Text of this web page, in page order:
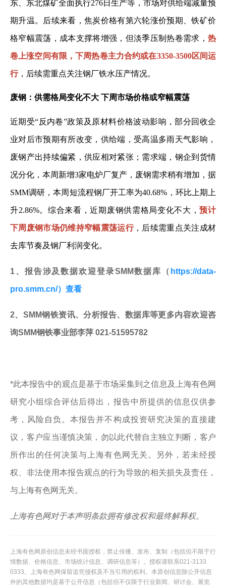
东、东北煤矿全面执行276日生产等，市场对供给端减量预
期升温。后续来看，焦炭价格有第六轮涨价预期、铁矿价
格窄幅震荡，成本支撑将增强，但淡季压制热卷需求， 热
卷上涨空间有限，下周热卷主力合约或在3350-3500区间运
行，后续需重点关注钢厂铁水压产情况。
废钢：供需格局变化不大 下周市场价格或窄幅震荡
近期受“反内卷”政策及原材料价格波动影响，部分回收企
业对后市预期有所改变，供给端，受高温多雨天气影响，
废钢产出持续偏紧，供应相对紧张；需求端，钢企到货情
况分化，本周新增3家电炉厂复产，废钢需求稍有增加，据
SMM调研，本周短流程钢厂开工率为40.68%，环比上期上
升2.86%。综合来看，近期废钢供需格局变化不大，预计
下周废钢市场仍维持窄幅震荡运行，后续需重点关注成材
去库节奏及钢厂利润变化。
1、报告涉及数据欢迎登录SMM数据库（ https://data-
pro.smm.cn/）查看
2、SMM钢铁资讯、分析报告、数据库等更多内容欢迎咨
询SMM钢铁事业部李萍 021-51595782
*此本报告中的观点是基于市场采集到之信息及上海有色网
研究小组综合评估后得出，报告中所提供的信息仅供参
考，风险自负。本报告并不构成投资研究决策的直接建
议，客户应当谨慎决策，勿以此代替自主独立判断，客户
所作出的任何决策与上海有色网无关。另外，若未经授
权、非法使用本报告观点的行为导致的相关损失及责任，
与上海有色网无关。
上海有色网对于本声明条款拥有修改权和最终解释权。
上海有色网原创信息未经书面授权，禁止传播、发布、复制（包括但不限于行
情数据、价格信息、市场统计信息、调研信息等）。授权请联系021-3133
0333。上海有色网保留追究侵权及不当引用的权利。本原创信息除公开信息
外的其他数据均是基于公开信息（包括但不仅限于行业新闻、研讨会、展览